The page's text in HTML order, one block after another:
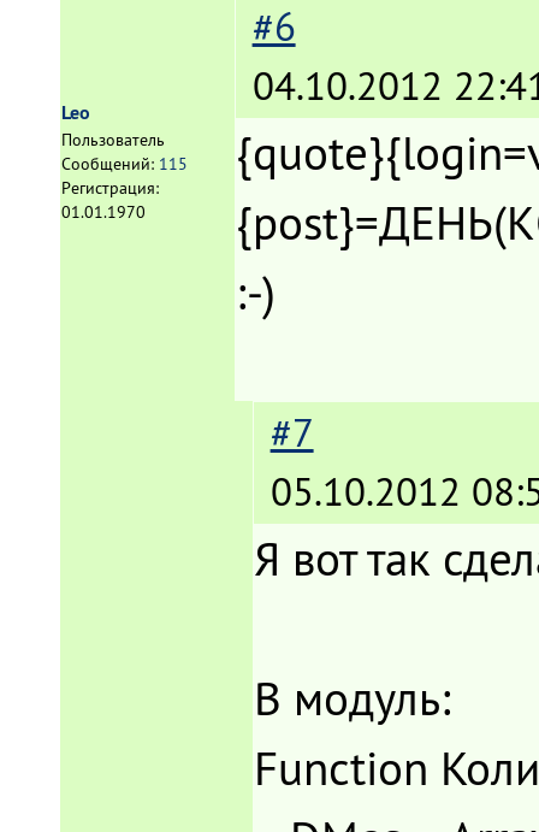
Leo
Пользователь
Сообщений: 115
Регистрация:
01.01.1970
#6
04.10.2012
:-)
#7
05.10.2012
Я вот так
В модуль:
Function